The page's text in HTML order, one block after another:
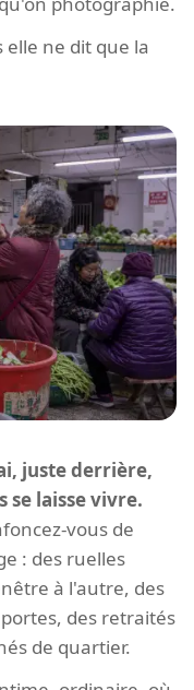
elle ne dit que la
juste derrière,
se laisse vivre.
vous de
: des ruelles
à l'autre, des
des retraités
de quartier.